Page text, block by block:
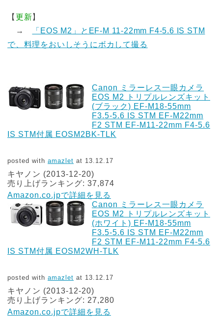
【 更新】
→
「EOS M2」とEF-M 11-22mm F4-5.6 IS STM
で、料理をおいしそうにボカして撮る
Canon ミラーレス一眼カメラ
EOS M2 トリプルレンズキット
(ブラック) EF-M18-55mm
F3.5-5.6 IS STM EF-M22mm
F2 STM EF-M11-22mm F4-5.6
IS STM付属 EOSM2BK-TLK
posted with amazlet at 13.12.17
キヤノン (2013-12-20)
売り上げランキング: 37,874
Amazon.co.jpで詳細を見る
Canon ミラーレス一眼カメラ
EOS M2 トリプルレンズキット
(ホワイト) EF-M18-55mm
F3.5-5.6 IS STM EF-M22mm
F2 STM EF-M11-22mm F4-5.6
IS STM付属 EOSM2WH-TLK
posted with amazlet at 13.12.17
キヤノン (2013-12-20)
売り上げランキング: 27,280
Amazon.co.jpで詳細を見る